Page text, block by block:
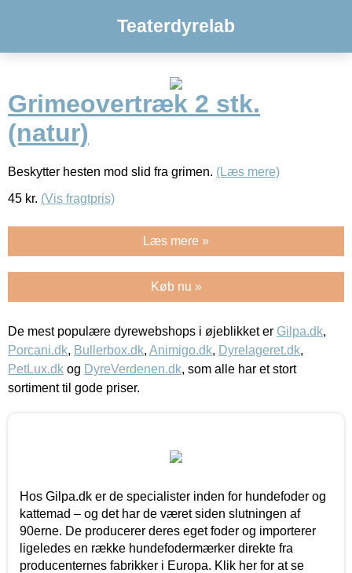
Teaterdyrelab
Grimeovertræk 2 stk.
(natur)
Beskytter hesten mod slid fra grimen. (Læs mere)
45 kr. (Vis fragtpris)
Læs mere »
Køb nu »
De mest populære dyrewebshops i øjeblikket er Gilpa.dk,
Porcani.dk, Bullerbox.dk, Animigo.dk, Dyrelageret.dk,
PetLux.dk og DyreVerdenen.dk, som alle har et stort
sortiment til gode priser.
Hos Gilpa.dk er de specialister inden for hundefoder og
kattemad – og det har de været siden slutningen af
90erne. De producerer deres eget foder og importerer
ligeledes en række hundefodermærker direkte fra
producenternes fabrikker i Europa. Klik her for at se